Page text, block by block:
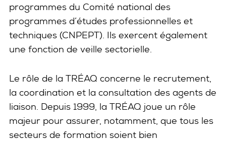
programmes du Comité national des
programmes d’études professionnelles et
techniques (CNPEPT). Ils exercent également
une fonction de veille sectorielle.
Le rôle de la TRÉAQ concerne le recrutement,
la coordination et la consultation des agents de
liaison. Depuis 1999, la TRÉAQ joue un rôle
majeur pour assurer, notamment, que tous les
secteurs de formation soient bien